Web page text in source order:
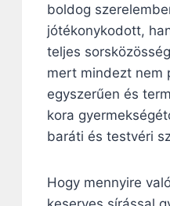
boldog
jótékonykodott,
teljes
mert mindezt nem
egyszerűen és
kora
baráti és testvéri
Hogy mennyire